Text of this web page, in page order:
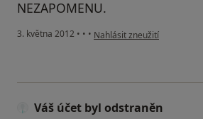
NEZAPOMENU.
3. května 2012 • • • podle názoru uživatele Váš
Nahlásit zneužití
Váš účet byl odstraněn